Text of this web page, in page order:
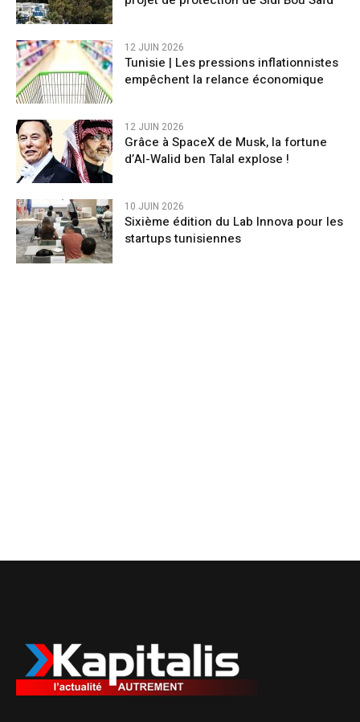
12 JUIN 2026
Tunisie | Les pressions inflationnistes
empêchent la relance économique
12 JUIN 2026
Grâce à SpaceX de Musk, la fortune
d’Al-Walid ben Talal explose !
10 JUIN 2026
Sixième édition du Lab Innova pour les
startups tunisiennes